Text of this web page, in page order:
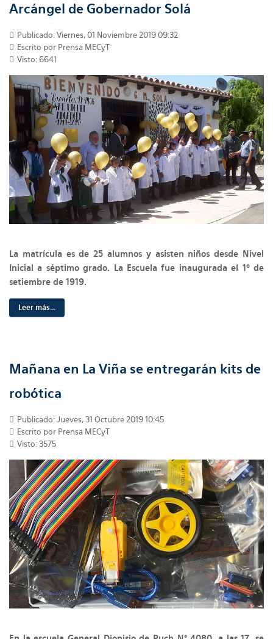
Arcángel de Gobernador Solá
Publicado: Viernes, 01 Noviembre 2019 09:32
Escrito por Prensa MECyT
Visto: 6641
La matrícula es de 25 alumnos y asisten niños desde Nivel
Inicial a séptimo grado. La Escuela fue inaugurada el 1º de
setiembre de 1919.
Leer más...
Mañana en La Viña se entregarán kits de
robótica
Publicado: Jueves, 31 Octubre 2019 10:45
Escrito por Prensa MECyT
Visto: 3575